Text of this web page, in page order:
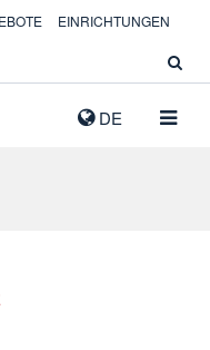
DE
EINRICHTUNGEN